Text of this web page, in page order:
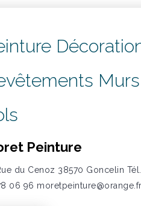
Murs
Peinture
du Cenoz 38570 Goncelin
06 96 moretpeinture@orange.fr